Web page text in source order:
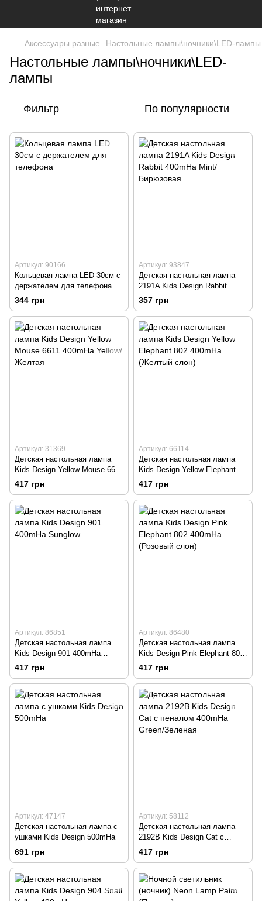
Аксессуары разные Настольные лампы\ночники\LED-лампы
Настольные лампы\ночники\LED-
лампы
Фильтр По популярности
Артикул: 90166
Кольцевая лампа LED 30см с
держателем для телефона
344 грн
Артикул: 93847
Детская настольная лампа
2191A Kids Design Rabbit
400mHa Mint/Бирюзовая
357 грн
Артикул: 31369
Детская настольная лампа
Kids Design Yellow Mouse 6611
400mHa Yellow/Желтая
417 грн
Артикул: 66114
Детская настольная лампа
Kids Design Yellow Elephant
802 400mHa (Желтый слон)
417 грн
Артикул: 86851
Детская настольная лампа
Kids Design 901 400mHa
Sunglow
417 грн
Артикул: 86480
Детская настольная лампа
Kids Design Pink Elephant 802
400mHa (Розовый слон)
417 грн
Артикул: 47147
Детская настольная лампа с
ушками Kids Design 500mHa
691 грн
Артикул: 58112
Детская настольная лампа
2192B Kids Design Cat с
пеналом 400mHa Green/
Зеленая
417 грн